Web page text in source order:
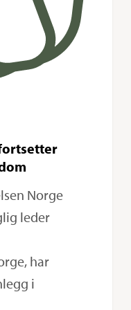
Norge
leder
har
i